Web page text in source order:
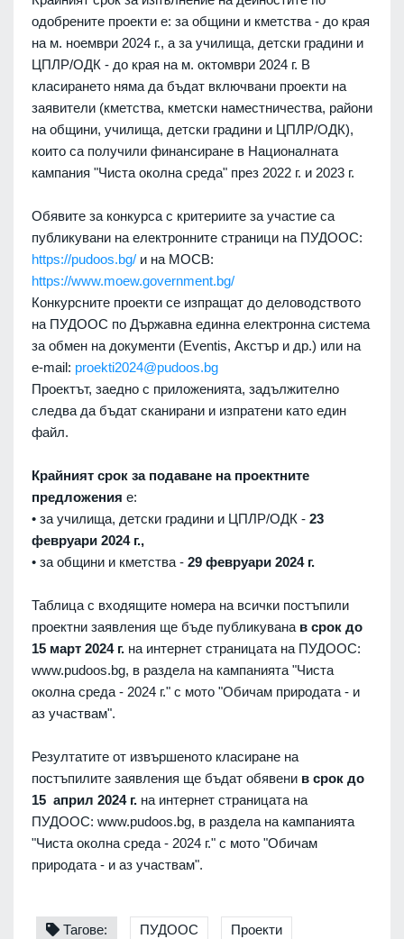
одобрените проекти е: за общини и кметства - до края
на м. ноември 2024 г., а за училища, детски градини и
ЦПЛР/ОДК - до края на м. октомври 2024 г. В
класирането няма да бъдат включвани проекти на
заявители (кметства, кметски наместничества, райони
на общини, училища, детски градини и ЦПЛР/ОДК),
които са получили финансиране в Националната
кампания "Чиста околна среда" през 2022 г. и 2023 г.
Обявите за конкурса с критериите за участие са
публикувани на електронните страници на ПУДООС:
https://pudoos.bg/ и на МОСВ:
https://www.moew.government.bg/
Конкурсните проекти се изпращат до деловодството
на ПУДООС по Държавна единна електронна система
за обмен на документи (Eventis, Акстър и др.) или на
e-mail: proekti2024@pudoos.bg
Проектът, заедно с приложенията, задължително
следва да бъдат сканирани и изпратени като един
файл.
Крайният срок за подаване на проектните
предложения е:
• за училища, детски градини и ЦПЛР/ОДК - 23
февруари 2024 г.,
• за общини и кметства - 29 февруари 2024 г.
Таблица с входящите номера на всички постъпили
проектни заявления ще бъде публикувана в срок до
15 март 2024 г. на интернет страницата на ПУДООС:
www.pudoos.bg, в раздела на кампанията "Чиста
околна среда - 2024 г." с мото "Обичам природата - и
аз участвам".
Резултатите от извършеното класиране на
постъпилите заявления ще бъдат обявени в срок до
15 април 2024 г. на интернет страницата на
ПУДООС: www.pudoos.bg, в раздела на кампанията
"Чиста околна среда - 2024 г." с мото "Обичам
природата - и аз участвам".
Тагове: ПУДООС Проекти